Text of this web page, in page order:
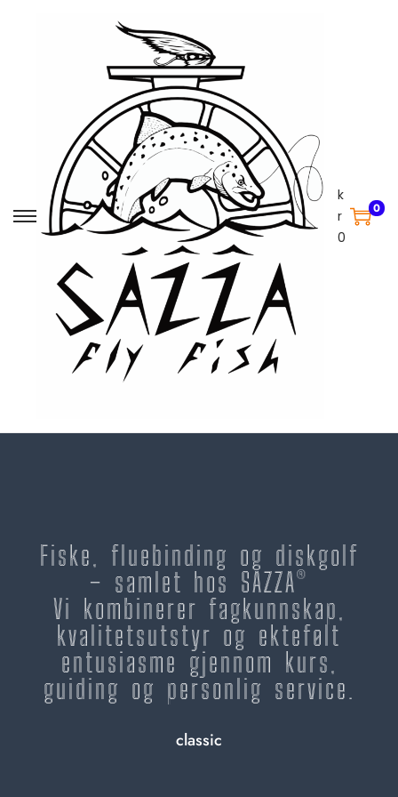
k
r
0
0
Fiske, fluebinding og diskgolf
– samlet hos SAZZA®
Vi kombinerer fagkunnskap,
kvalitetsutstyr og ektefølt
entusiasme gjennom kurs,
guiding og personlig service.
classic